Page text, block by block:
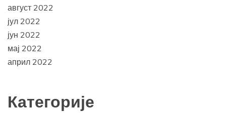
август 2022
јул 2022
јун 2022
мај 2022
април 2022
Категорије